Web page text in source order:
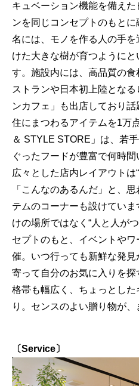
キュベーション機能を備え
ンを同じコンセプトのもと
名には、モノを作る人の手
けた大きな樹が育つように
す。施設内には、高品質の
ストランや日本初上陸とな
ンカフェ」も出店しており
住にまつわるアイテムを1万
＆ STYLE STORE」は、若
ぐったフードが豊富で何時間
広々とした店内レイアウトは
「こんなのあるんだ」と、
テムのコーナーも設けてい
けの場所ではなく“人と人が
セプトのもと、イベントや
催。いつ行っても新鮮な発
寄って自分のお気に入りを
格帯も幅広く、ちょっとし
り。センスのよい贈り物が、
〔Service〕